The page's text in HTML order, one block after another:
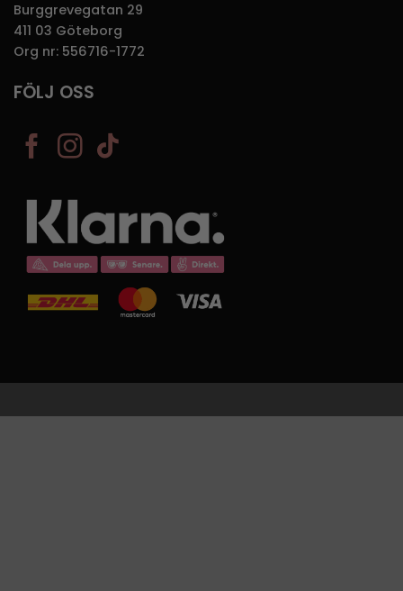
Burggrevegatan 29
411 03 Göteborg
Org nr: 556716-1772
FÖLJ OSS